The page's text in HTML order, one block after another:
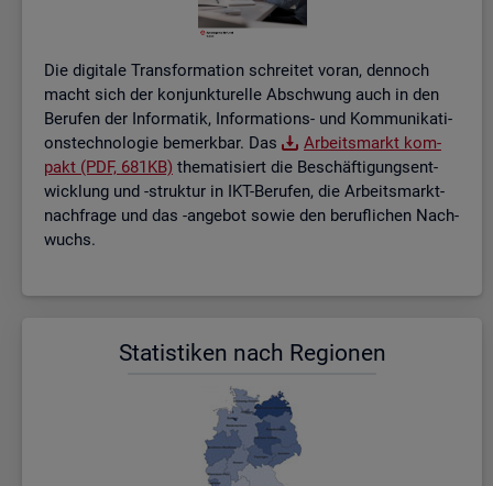
Die di­gi­ta­le Trans­for­ma­ti­on schrei­tet voran, den­noch
macht sich der kon­junk­tu­rel­le Ab­schwung auch in den
Be­ru­fen der In­for­ma­tik, In­for­ma­ti­ons- und Kom­mu­ni­ka­ti­
ons­tech­no­lo­gie be­merk­bar. Das
Ar­beits­markt kom­
pakt (PDF, 681KB) the­ma­ti­siert die Be­schäf­ti­gungs­ent­
wick­lung und -struk­tur in IKT-Be­ru­fen, die Ar­beits­markt­
nach­fra­ge und das -an­ge­bot sowie den be­ruf­li­chen Nach­
wuchs.
Sta­tis­ti­ken nach Re­gio­nen